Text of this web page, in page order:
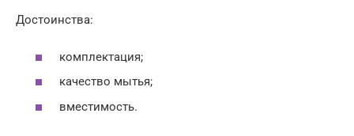
Достоинства:
комплектация;
качество мытья;
вместимость.